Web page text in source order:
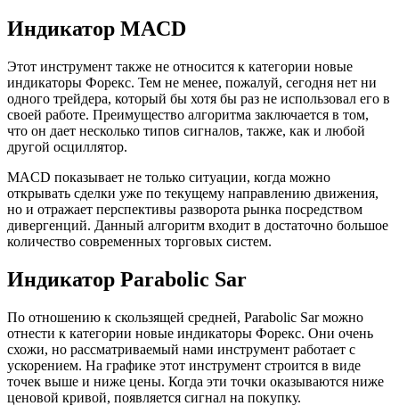
Индикатор MACD
Этот инструмент также не относится к категории новые
индикаторы Форекс. Тем не менее, пожалуй, сегодня нет ни
одного трейдера, который бы хотя бы раз не использовал его в
своей работе. Преимущество алгоритма заключается в том,
что он дает несколько типов сигналов, также, как и любой
другой осциллятор.
MACD показывает не только ситуации, когда можно
открывать сделки уже по текущему направлению движения,
но и отражает перспективы разворота рынка посредством
дивергенций. Данный алгоритм входит в достаточно большое
количество современных торговых систем.
Индикатор Parabolic Sar
По отношению к скользящей средней, Parabolic Sar можно
отнести к категории новые индикаторы Форекс. Они очень
схожи, но рассматриваемый нами инструмент работает с
ускорением. На графике этот инструмент строится в виде
точек выше и ниже цены. Когда эти точки оказываются ниже
ценовой кривой, появляется сигнал на покупку.